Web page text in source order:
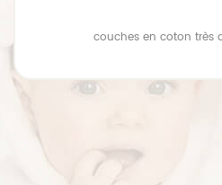
couches en coton très